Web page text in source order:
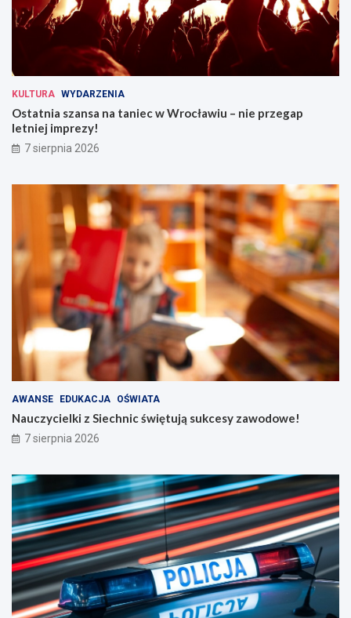
KULTURA WYDARZENIA
Ostatnia szansa na taniec w Wrocławiu – nie przegap
letniej imprezy!
7 sierpnia 2026
AWANSE EDUKACJA OŚWIATA
Nauczycielki z Siechnic świętują sukcesy zawodowe!
7 sierpnia 2026